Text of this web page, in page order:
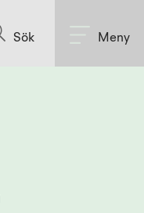
Sök Meny